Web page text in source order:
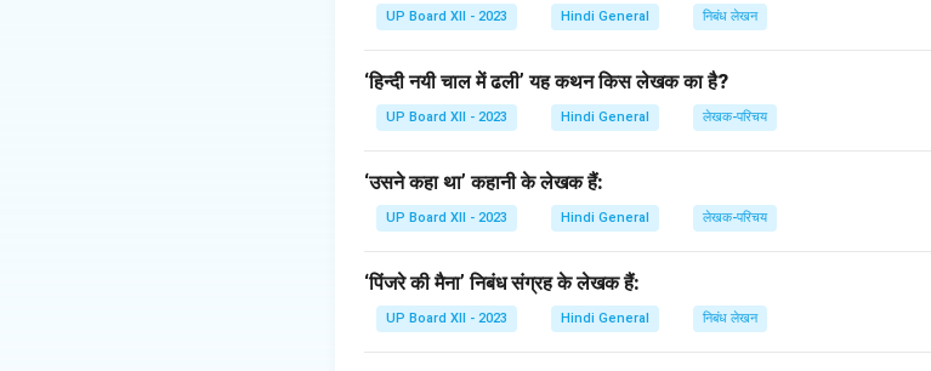
UP Board XII - 2023 Hindi General निबंध लेखन
‘हिन्दी नयी चाल में ढली’ यह कथन किस लेखक का है?
UP Board XII - 2023 Hindi General लेखक-परिचय
‘उसने कहा था’ कहानी के लेखक हैं:
UP Board XII - 2023 Hindi General लेखक-परिचय
‘पिंजरे की मैना’ निबंध संग्रह के लेखक हैं:
UP Board XII - 2023 Hindi General निबंध लेखन